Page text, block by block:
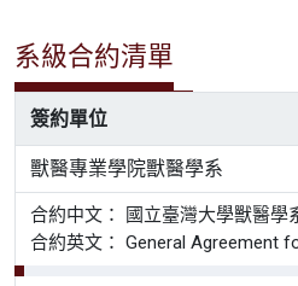
系級合約清單
簽約單位
獸醫專業學院獸醫學系
合約中文： 國立臺灣大學獸醫學
合約英文： General Agreement